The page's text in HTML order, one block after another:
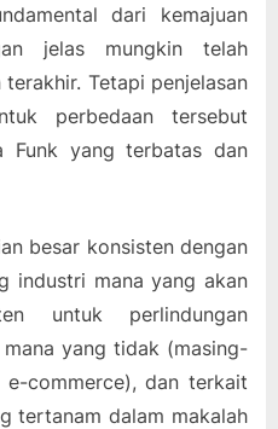
dari kemajuan
jelas mungkin telah
Tetapi penjelasan
perbedaan tersebut
Funk yang terbatas dan
besar konsisten dengan
industri mana yang akan
untuk perlindungan
yang tidak (masing-
commerce), dan terkait
tertanam dalam makalah